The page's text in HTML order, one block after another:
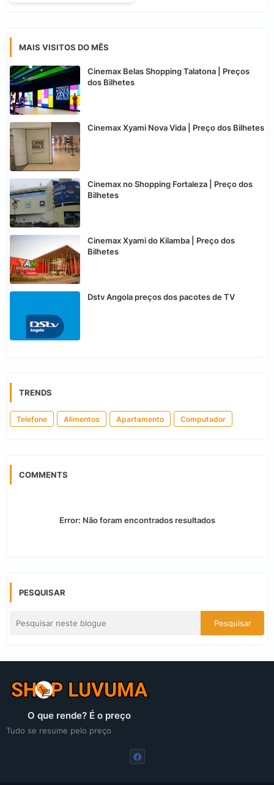
MAIS VISITOS DO MÊS
Cinemax Belas Shopping Talatona | Preços
dos Bilhetes
Cinemax Xyami Nova Vida | Preço dos Bilhetes
Cinemax no Shopping Fortaleza | Preço dos
Bilhetes
Cinemax Xyami do Kilamba | Preço dos
Bilhetes
Dstv Angola preços dos pacotes de TV
TRENDS
Telefone Alimentos Apartamento Computador
COMMENTS
Error: Não foram encontrados resultados
PESQUISAR
O que rende? É o preço
Tudo se resume pelo preço